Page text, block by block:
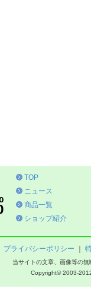
TOP
ニュース
商品一覧
ショップ紹介
プライバシーポリシー
当サイトの文章、画像等の
Copyright© 2003-